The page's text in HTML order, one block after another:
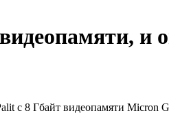
и
с 8 Гбайт видеопамяти Micron